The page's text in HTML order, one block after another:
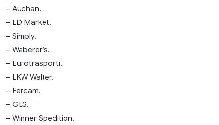
– Auchan.
– LD Market.
– Simply.
– Waberer’s.
– Eurotrasporti.
– LKW Walter.
– Fercam.
– GLS.
– Winner Spedition.